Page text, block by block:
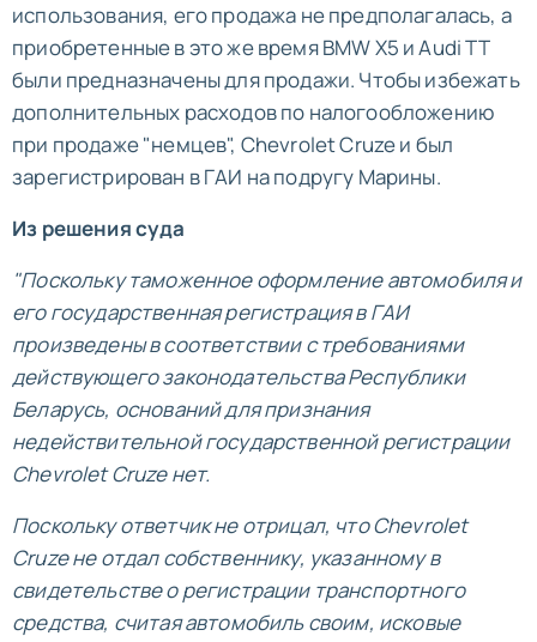
использования, его продажа не предполагалась, а
приобретенные в это же время BMW Х5 и Audi ТТ
были предназначены для продажи. Чтобы избежать
дополнительных расходов по налогообложению
при продаже "немцев", Chevrolet Cruze и был
зарегистрирован в ГАИ на подругу Марины.
Из решения суда
"Поскольку таможенное оформление автомобиля и
его государственная регистрация в ГАИ
произведены в соответствии с требованиями
действующего законодательства Республики
Беларусь, оснований для признания
недействительной государственной регистрации
Chevrolet Cruze нет.
Поскольку ответчик не отрицал, что Chevrolet
Cruze не отдал собственнику, указанному в
свидетельстве о регистрации транспортного
средства, считая автомобиль своим, исковые